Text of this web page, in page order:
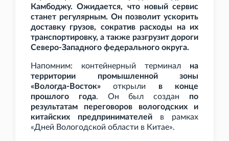
Камбоджу. Ожидается, что новый сервис
станет регулярным. Он позволит ускорить
доставку грузов, сократив расходы на их
транспортировку, а также разгрузит дороги
Северо-Западного федерального округа.
Напомним: контейнерный терминал на
территории промышленной зоны
«Вологда-Восток» открыли в конце
прошлого года. Он был создан по
результатам переговоров вологодских и
китайских предпринимателей в рамках
«Дней Вологодской области в Китае».